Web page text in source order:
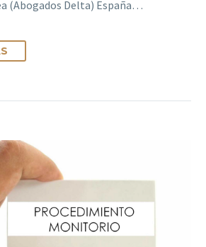
(Abogados Delta) España…